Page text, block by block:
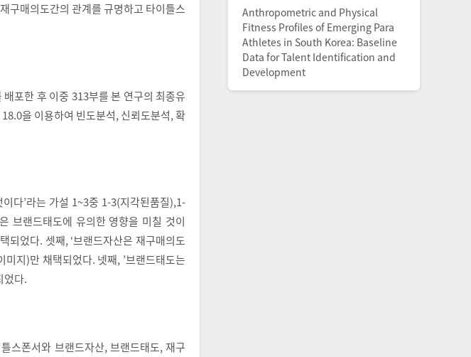
구매의도간의 관계를 규명하고 타이틀스
포한 후 이중 313부를 본 연구의 최종유
을 이용하여 빈도분석, 신뢰도분석, 확
다’라는 가설 1~3중 1-3(지각된품질),1-
브랜드태도에 유의한 영향을 미칠 것이
되었다. 셋째, ‘브랜드자산은 재구매의도
지)만 채택되었다. 넷째, ’브랜드태도는
었다.
스폰서와 브랜드자산, 브랜드태도, 재구
Anthropometric and Physical
Fitness Profiles of Emerging Para
Athletes in South Korea: Baseline
Data for Talent Identification and
Development